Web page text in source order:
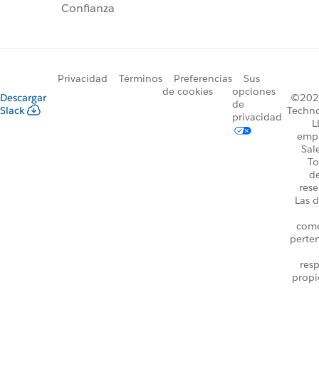
Confianza
Descargar
Slack
Privacidad Términos
Preferencias
de cookies
Sus
opciones
de
privacidad
Las